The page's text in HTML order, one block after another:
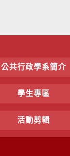
公共行政學系簡介
學生專區
活動剪輯